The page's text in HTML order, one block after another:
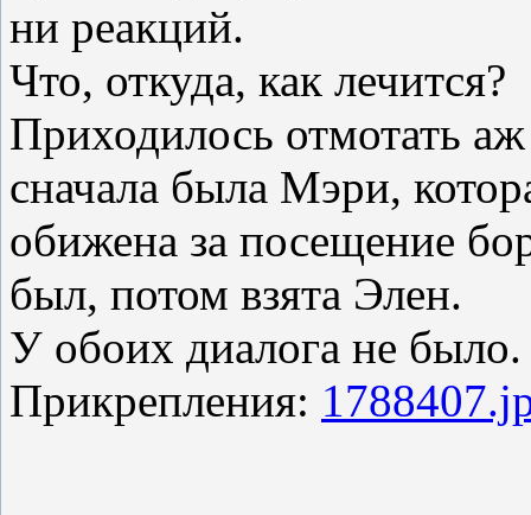
ни реакций.
Что, откуда, как лечится?
Приходилось отмотать
сначала была Мэри,
обижена за посещение
был, потом взята Элен.
У обоих диалога не было.
Прикрепления: